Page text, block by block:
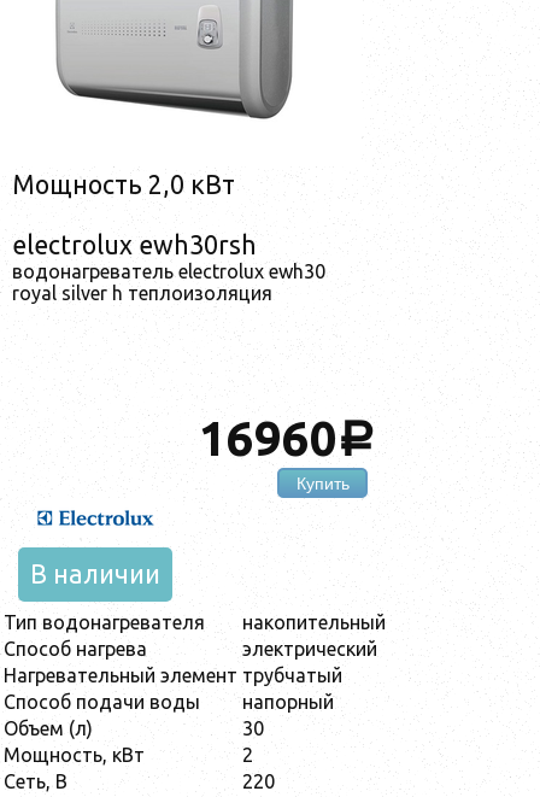
Мощность 2,0 кВт
electrolux ewh30rsh
водонагреватель electrolux ewh30
royal silver h теплоизоляция
16960a
Купить
В наличии
Тип водонагревателя
накопительный
Способ нагрева
электрический
Нагревательный элемент трубчатый
Способ подачи воды
напорный
Объем (л)
30
Мощность, кВт
2
Сеть, В
220